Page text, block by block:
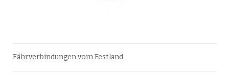
Fährverbindungen vom Festland